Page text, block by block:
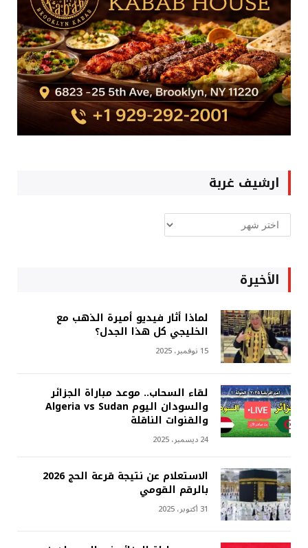
ارشيف غربة
ارشيف
غربة
الأخيرة
لماذا أثار فيديو أميرة الذهب مع
الخليجي كل هذا الجدل؟
15 نوفمبر، 2025
لقاء السحاب.. موعد مباراة الجزائر
والسودان اليوم Algeria vs Sudan
والقنوات الناقلة
24 ديسمبر، 2025
الاستعلام عن نتيجة قرعة الحج 2026
بالرقم القومي
31 أكتوبر، 2025